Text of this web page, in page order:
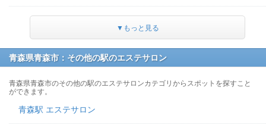
▼もっと見る
青森県青森市：その他の駅のエステサロン
青森県青森市のその他の駅のエステサロンカテゴリからスポットを探すこと
ができます。
青森駅 エステサロン